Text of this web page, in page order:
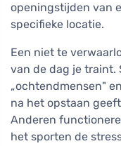
openingstijden van
specifieke locatie.
Een niet te
van de dag je traint.
„ochtendmensen"
na het opstaan
Anderen
het sporten de